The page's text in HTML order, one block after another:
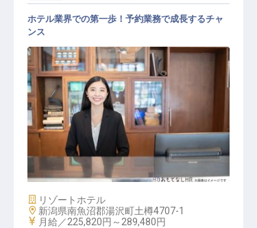
予約業務
ホテル業界での第一歩！予約業務で成長するチャ
ンス
施設業態
リゾートホテル
勤務地
新潟県南魚沼郡湯沢町土樽4707-1
給与
月給／225,820円～ 289,480円